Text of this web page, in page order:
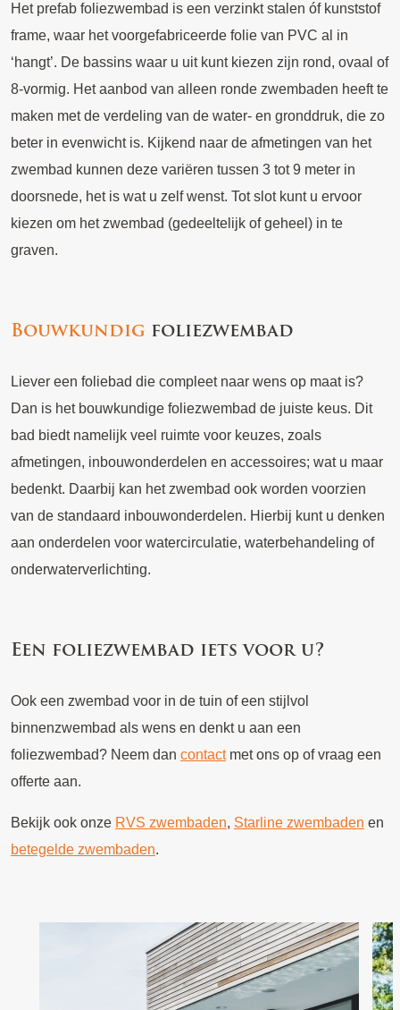
Het prefab foliezwembad is een verzinkt stalen óf kunststof
frame, waar het voorgefabriceerde folie van PVC al in
‘hangt’. De bassins waar u uit kunt kiezen zijn rond, ovaal of
8-vormig. Het aanbod van alleen ronde zwembaden heeft te
maken met de verdeling van de water- en gronddruk, die zo
beter in evenwicht is. Kijkend naar de afmetingen van het
zwembad kunnen deze variëren tussen 3 tot 9 meter in
doorsnede, het is wat u zelf wenst. Tot slot kunt u ervoor
kiezen om het zwembad (gedeeltelijk of geheel) in te
graven.
Bouwkundig foliezwembad
Liever een foliebad die compleet naar wens op maat is?
Dan is het bouwkundige foliezwembad de juiste keus. Dit
bad biedt namelijk veel ruimte voor keuzes, zoals
afmetingen, inbouwonderdelen en accessoires; wat u maar
bedenkt. Daarbij kan het zwembad ook worden voorzien
van de standaard inbouwonderdelen. Hierbij kunt u denken
aan onderdelen voor watercirculatie, waterbehandeling of
onderwaterverlichting.
Een foliezwembad iets voor u?
Ook een zwembad voor in de tuin of een stijlvol
binnenzwembad als wens en denkt u aan een
foliezwembad? Neem dan contactmet ons op of vraag een
offerte aan.
Bekijk ook onze RVS zwembaden, Starline zwembaden en
betegelde zwembaden.